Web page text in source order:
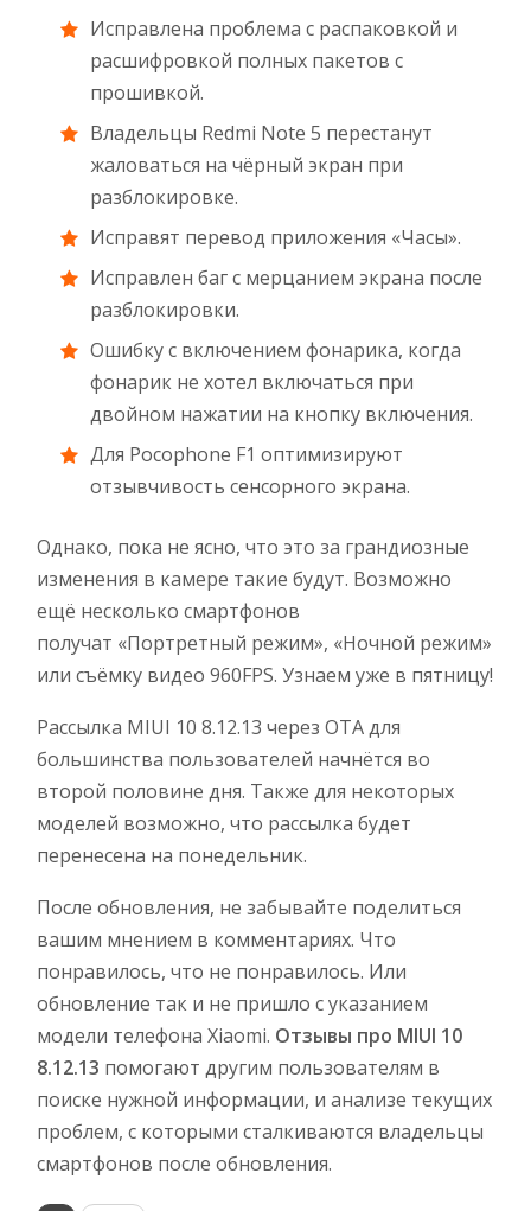
Исправлена проблема с распаковкой и
расшифровкой полных пакетов с
прошивкой.
Владельцы Redmi Note 5 перестанут
жаловаться на чёрный экран при
разблокировке.
Исправят перевод приложения «Часы».
Исправлен баг с мерцанием экрана после
разблокировки.
Ошибку с включением фонарика, когда
фонарик не хотел включаться при
двойном нажатии на кнопку включения.
Для Pocophone F1 оптимизируют
отзывчивость сенсорного экрана.
Однако, пока не ясно, что это за грандиозные
изменения в камере такие будут. Возможно
ещё несколько смартфонов
получат «Портретный режим», «Ночной режим»
или съёмку видео 960FPS. Узнаем уже в пятницу!
Рассылка MIUI 10 8.12.13 через OTA для
большинства пользователей начнётся во
второй половине дня. Также для некоторых
моделей возможно, что рассылка будет
перенесена на понедельник.
После обновления, не забывайте поделиться
вашим мнением в комментариях. Что
понравилось, что не понравилось. Или
обновление так и не пришло с указанием
модели телефона Xiaomi. Отзывы про MIUI 10
8.12.13 помогают другим пользователям в
поиске нужной информации, и анализе текущих
проблем, с которыми сталкиваются владельцы
смартфонов после обновления.